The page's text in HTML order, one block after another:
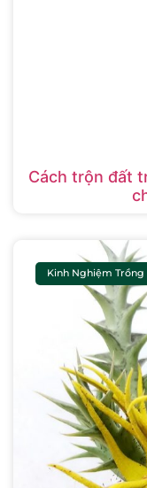
Cách trộn đất
Kinh Nghiệm Trồng